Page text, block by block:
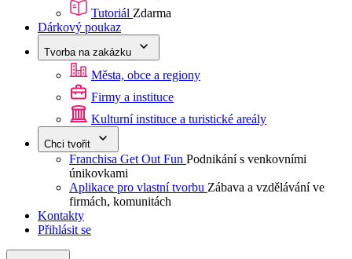
Tutoriál Zdarma
Dárkový poukaz
Tvorba na zakázku
Města, obce a regiony
Firmy a instituce
Kulturní instituce a turistické areály
Chci tvořit
Franchisa Get Out Fun Podnikání s venkovními
únikovkami
Aplikace pro vlastní tvorbu Zábava a vzdělávání ve
firmách, komunitách
Kontakty
Přihlásit se